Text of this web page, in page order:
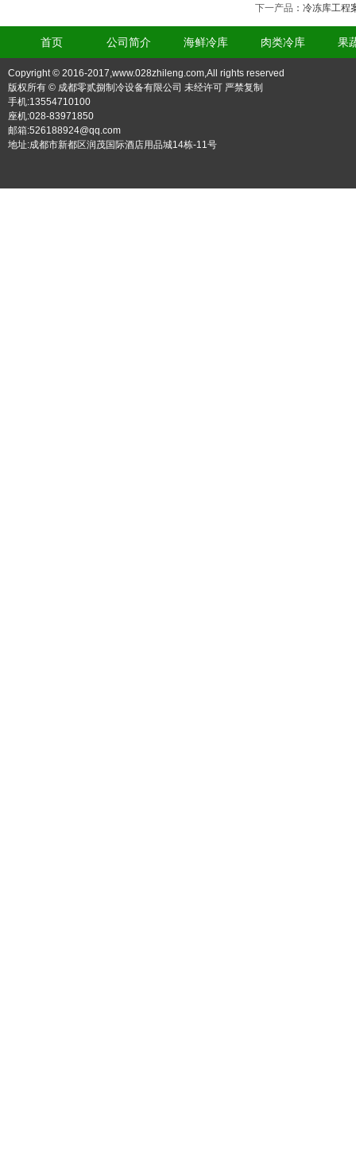
下一产品 ： 冷冻库工程
首页 公司简介 海鲜冷库 肉类冷库 果
Copyright © 2016-2017,www.028zhileng.com,All rights reserved
版权所有 © 成都零贰捌制冷设备有限公司 未经许可 严禁复制
手机:13554710100
座机:028-83971850
邮箱:526188924@qq.com
地址:成都市新都区润茂国际酒店用品城14栋-11号